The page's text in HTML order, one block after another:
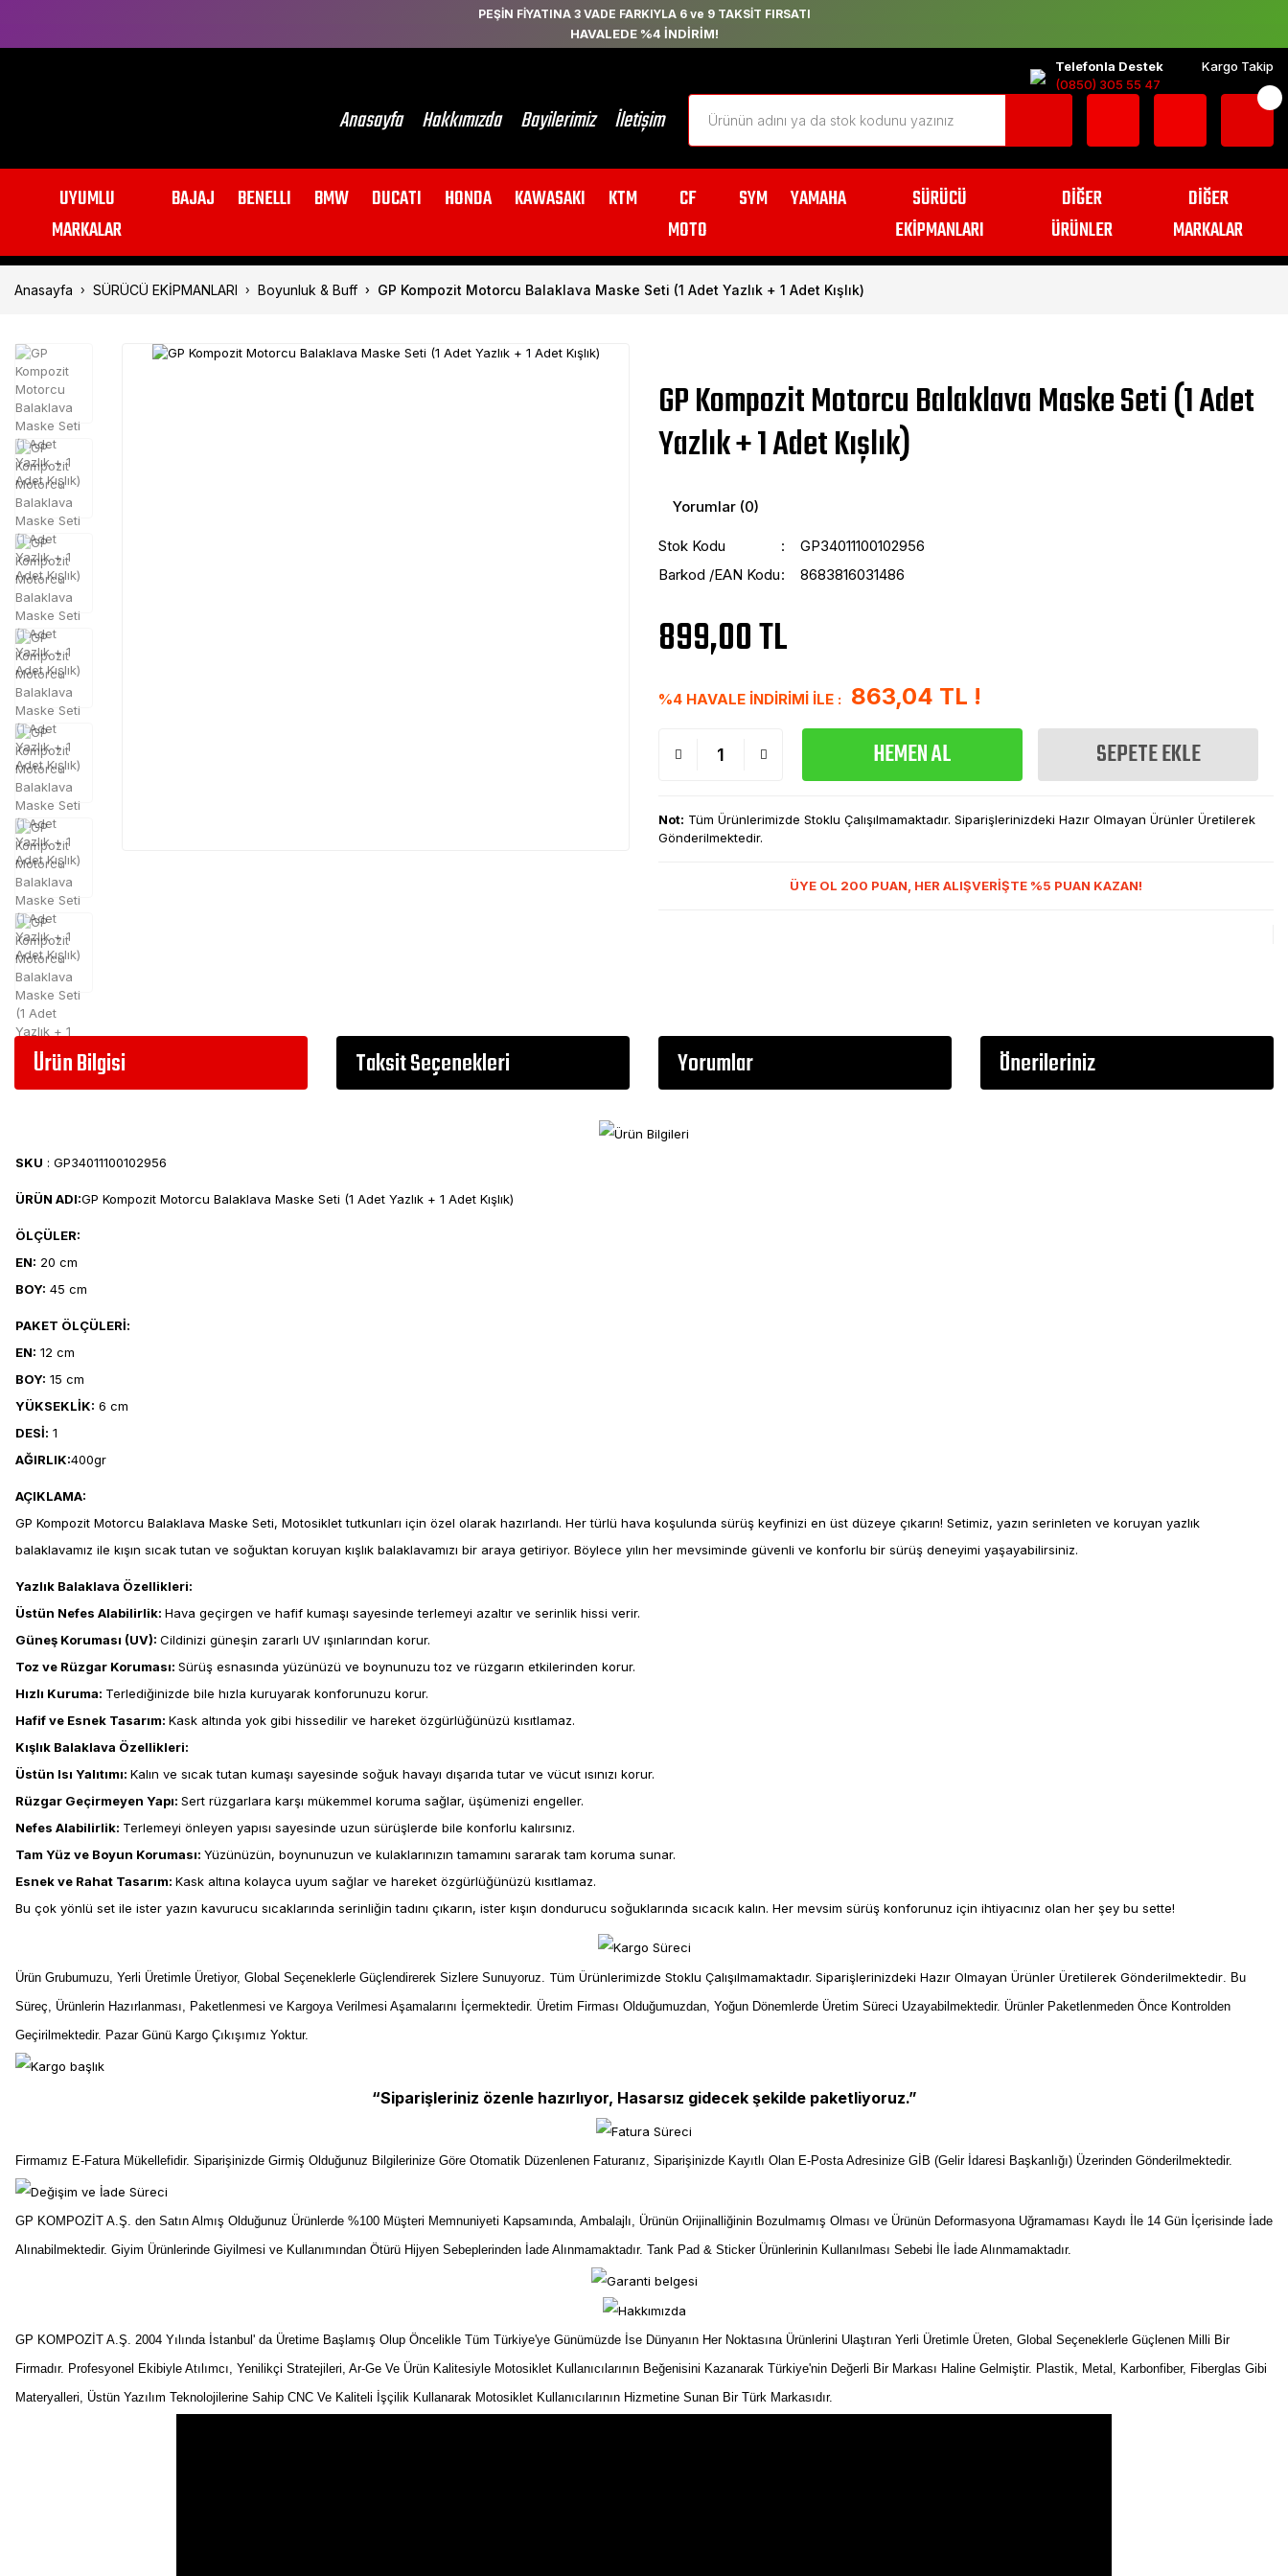
PEŞİN FİYATINA 3 VADE FARKIYLA 6 ve 9 TAKSİT FIRSATI
HAVALEDE %4 İNDİRİM!
Telefonla Destek
(0850) 305 55 47
Kargo Takip
Anasayfa Hakkımızda Bayilerimiz İletişim
UYUMLU
MARKALAR
BAJAJ BENELLI BMW DUCATI HONDA KAWASAKI KTM
CF
MOTO
SYM YAMAHA
SÜRÜCÜ
EKİPMANLARI
DİĞER
ÜRÜNLER
DİĞER
MARKALAR
Anasayfa SÜRÜCÜ EKİPMANLARI Boyunluk & Buff GP Kompozit Motorcu Balaklava Maske Seti (1 Adet Yazlık + 1 Adet Kışlık)
GP Kompozit Motorcu Balaklava Maske Seti (1 Adet
Yazlık + 1 Adet Kışlık)
Yorumlar (0)
Stok Kodu
GP34011100102956
Barkod /EAN Kodu
8683816031486
899,00 TL
%4 HAVALE İNDİRİMİ İLE : 863,04 TL !
HEMEN AL SEPETE EKLE
Not: Tüm Ürünlerimizde Stoklu Çalışılmamaktadır. Siparişlerinizdeki Hazır Olmayan Ürünler Üretilerek
Gönderilmektedir.
ÜYE OL 200 PUAN, HER ALIŞVERİŞTE %5 PUAN KAZAN!
Ürün Bilgisi Taksit Seçenekleri Yorumlar Önerileriniz
SKU : GP34011100102956
ÜRÜN ADI:GP Kompozit Motorcu Balaklava Maske Seti (1 Adet Yazlık + 1 Adet Kışlık)
ÖLÇÜLER:
EN: 20 cm
BOY: 45 cm
PAKET ÖLÇÜLERİ:
EN: 12 cm
BOY: 15 cm
YÜKSEKLİK: 6 cm
DESİ: 1
AĞIRLIK:400gr
AÇIKLAMA:
GP Kompozit Motorcu Balaklava Maske Seti, Motosiklet tutkunları için özel olarak hazırlandı. Her türlü hava koşulunda sürüş keyfinizi en üst düzeye çıkarın! Setimiz, yazın serinleten ve koruyan yazlık
balaklavamız ile kışın sıcak tutan ve soğuktan koruyan kışlık balaklavamızı bir araya getiriyor. Böylece yılın her mevsiminde güvenli ve konforlu bir sürüş deneyimi yaşayabilirsiniz.
Yazlık Balaklava Özellikleri:
Üstün Nefes Alabilirlik: Hava geçirgen ve hafif kumaşı sayesinde terlemeyi azaltır ve serinlik hissi verir.
Güneş Koruması (UV): Cildinizi güneşin zararlı UV ışınlarından korur.
Toz ve Rüzgar Koruması: Sürüş esnasında yüzünüzü ve boynunuzu toz ve rüzgarın etkilerinden korur.
Hızlı Kuruma: Terlediğinizde bile hızla kuruyarak konforunuzu korur.
Hafif ve Esnek Tasarım: Kask altında yok gibi hissedilir ve hareket özgürlüğünüzü kısıtlamaz.
Kışlık Balaklava Özellikleri:
Üstün Isı Yalıtımı: Kalın ve sıcak tutan kumaşı sayesinde soğuk havayı dışarıda tutar ve vücut ısınızı korur.
Rüzgar Geçirmeyen Yapı: Sert rüzgarlara karşı mükemmel koruma sağlar, üşümenizi engeller.
Nefes Alabilirlik: Terlemeyi önleyen yapısı sayesinde uzun sürüşlerde bile konforlu kalırsınız.
Tam Yüz ve Boyun Koruması: Yüzünüzün, boynunuzun ve kulaklarınızın tamamını sararak tam koruma sunar.
Esnek ve Rahat Tasarım: Kask altına kolayca uyum sağlar ve hareket özgürlüğünüzü kısıtlamaz.
Bu çok yönlü set ile ister yazın kavurucu sıcaklarında serinliğin tadını çıkarın, ister kışın dondurucu soğuklarında sıcacık kalın. Her mevsim sürüş konforunuz için ihtiyacınız olan her şey bu sette!
Ürün Grubumuzu, Yerli Üretimle Üretiyor, Global Seçeneklerle Güçlendirerek Sizlere Sunuyoruz. Tüm Ürünlerimizde Stoklu Çalışılmamaktadır. Siparişlerinizdeki Hazır Olmayan Ürünler Üretilerek Gönderilmektedir. Bu
Süreç, Ürünlerin Hazırlanması, Paketlenmesi ve Kargoya Verilmesi Aşamalarını İçermektedir. Üretim Firması Olduğumuzdan, Yoğun Dönemlerde Üretim Süreci Uzayabilmektedir. Ürünler Paketlenmeden Önce Kontrolden
Geçirilmektedir. Pazar Günü Kargo Çıkışımız Yoktur.
“Siparişleriniz özenle hazırlıyor, Hasarsız gidecek şekilde paketliyoruz.”
Firmamız E-Fatura Mükellefidir. Siparişinizde Girmiş Olduğunuz Bilgilerinize Göre Otomatik Düzenlenen Faturanız, Siparişinizde Kayıtlı Olan E-Posta Adresinize GİB (Gelir İdaresi Başkanlığı) Üzerinden Gönderilmektedir.
GP KOMPOZİT A.Ş. den Satın Almış Olduğunuz Ürünlerde %100 Müşteri Memnuniyeti Kapsamında, Ambalajlı, Ürünün Orijinalliğinin Bozulmamış Olması ve Ürünün Deformasyona Uğramaması Kaydı İle 14 Gün İçerisinde İade
Alınabilmektedir. Giyim Ürünlerinde Giyilmesi ve Kullanımından Ötürü Hijyen Sebeplerinden İade Alınmamaktadır. Tank Pad & Sticker Ürünlerinin Kullanılması Sebebi İle İade Alınmamaktadır.
GP KOMPOZİT A.Ş. 2004 Yılında İstanbul' da Üretime Başlamış Olup Öncelikle Tüm Türkiye'ye Günümüzde İse Dünyanın Her Noktasına Ürünlerini Ulaştıran Yerli Üretimle Üreten, Global Seçeneklerle Güçlenen Milli Bir
Firmadır. Profesyonel Ekibiyle Atılımcı, Yenilikçi Stratejileri, Ar-Ge Ve Ürün Kalitesiyle Motosiklet Kullanıcılarının Beğenisini Kazanarak Türkiye'nin Değerli Bir Markası Haline Gelmiştir. Plastik, Metal, Karbonfiber, Fiberglas Gibi
Materyalleri, Üstün Yazılım Teknolojilerine Sahip CNC Ve Kaliteli İşçilik Kullanarak Motosiklet Kullanıcılarının Hizmetine Sunan Bir Türk Markasıdır.